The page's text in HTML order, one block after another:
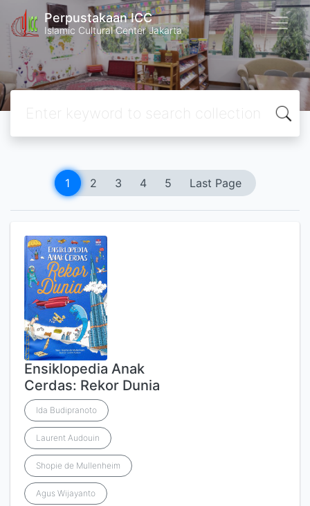
Perpustakaan ICC
Islamic Cultural Center Jakarta
1 2 3 4 5 Last Page
Ensiklopedia Anak
Cerdas: Rekor Dunia
Ida Budipranoto
Laurent Audouin
Shopie de Mullenheim
Agus Wijayanto